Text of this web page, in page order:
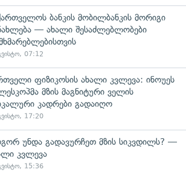
ბანკის მობილბანკის მორიგი
— ახალი შესაძლებლობები
07:12
ფიზიკოსის ახალი კვლევა: ინოუეს
მზის მაგნიტური ველის
კადრები გადაიღო
17:20
უნდა გადავურჩეთ მზის სიკვდილს? —
კვლევა
15:36